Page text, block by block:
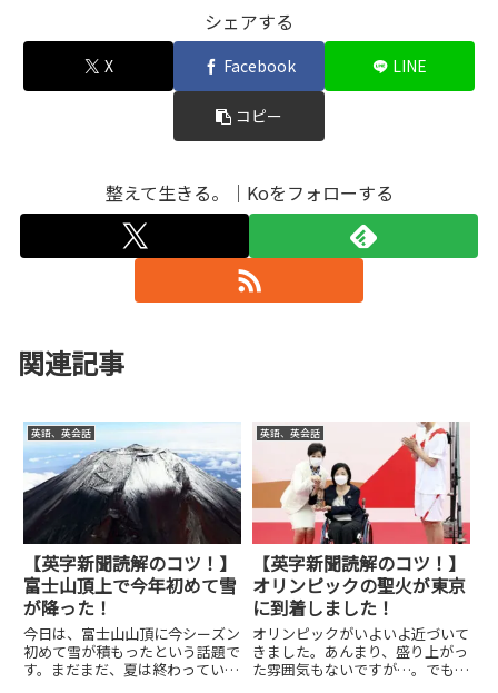
シェアする
X Facebook LINE
コピー
整えて生きる。｜Koをフォローする
関連記事
英語、英会話
【英字新聞読解のコツ！】
富士山頂上で今年初めて雪
が降った！
今日は、富士山山頂に今シーズン
初めて雪が積もったという話題で
す。まだまだ、夏は終わっていな
英語、英会話
【英字新聞読解のコツ！】
オリンピックの聖火が東京
に到着しました！
オリンピックがいよいよ近づいて
きました。あんまり、盛り上がっ
た雰囲気もないですが…。でも、